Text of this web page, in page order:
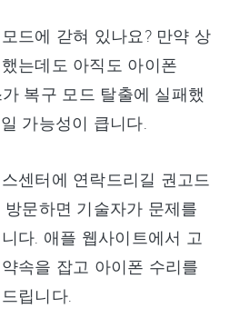
드에 갇혀 있나요? 만약 상
는데도 아직도 아이폰
복구 모드 탈출에 실패했
가능성이 큽니다.
센터에 연락드리길 권고드
문하면 기술자가 문제를
다. 애플 웹사이트에서 고
속을 잡고 아이폰 수리를
립니다.